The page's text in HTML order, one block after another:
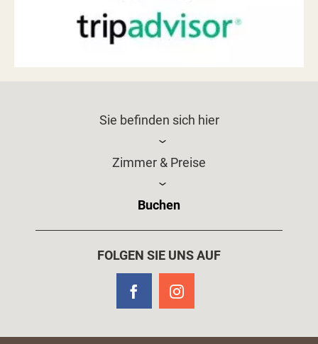
Sie befinden sich hier
Zimmer & Preise
Buchen
FOLGEN SIE UNS AUF